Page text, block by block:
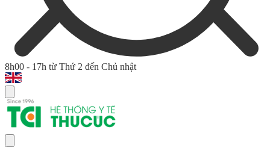
8h00 - 17h từ Thứ 2 đến Chủ nhật